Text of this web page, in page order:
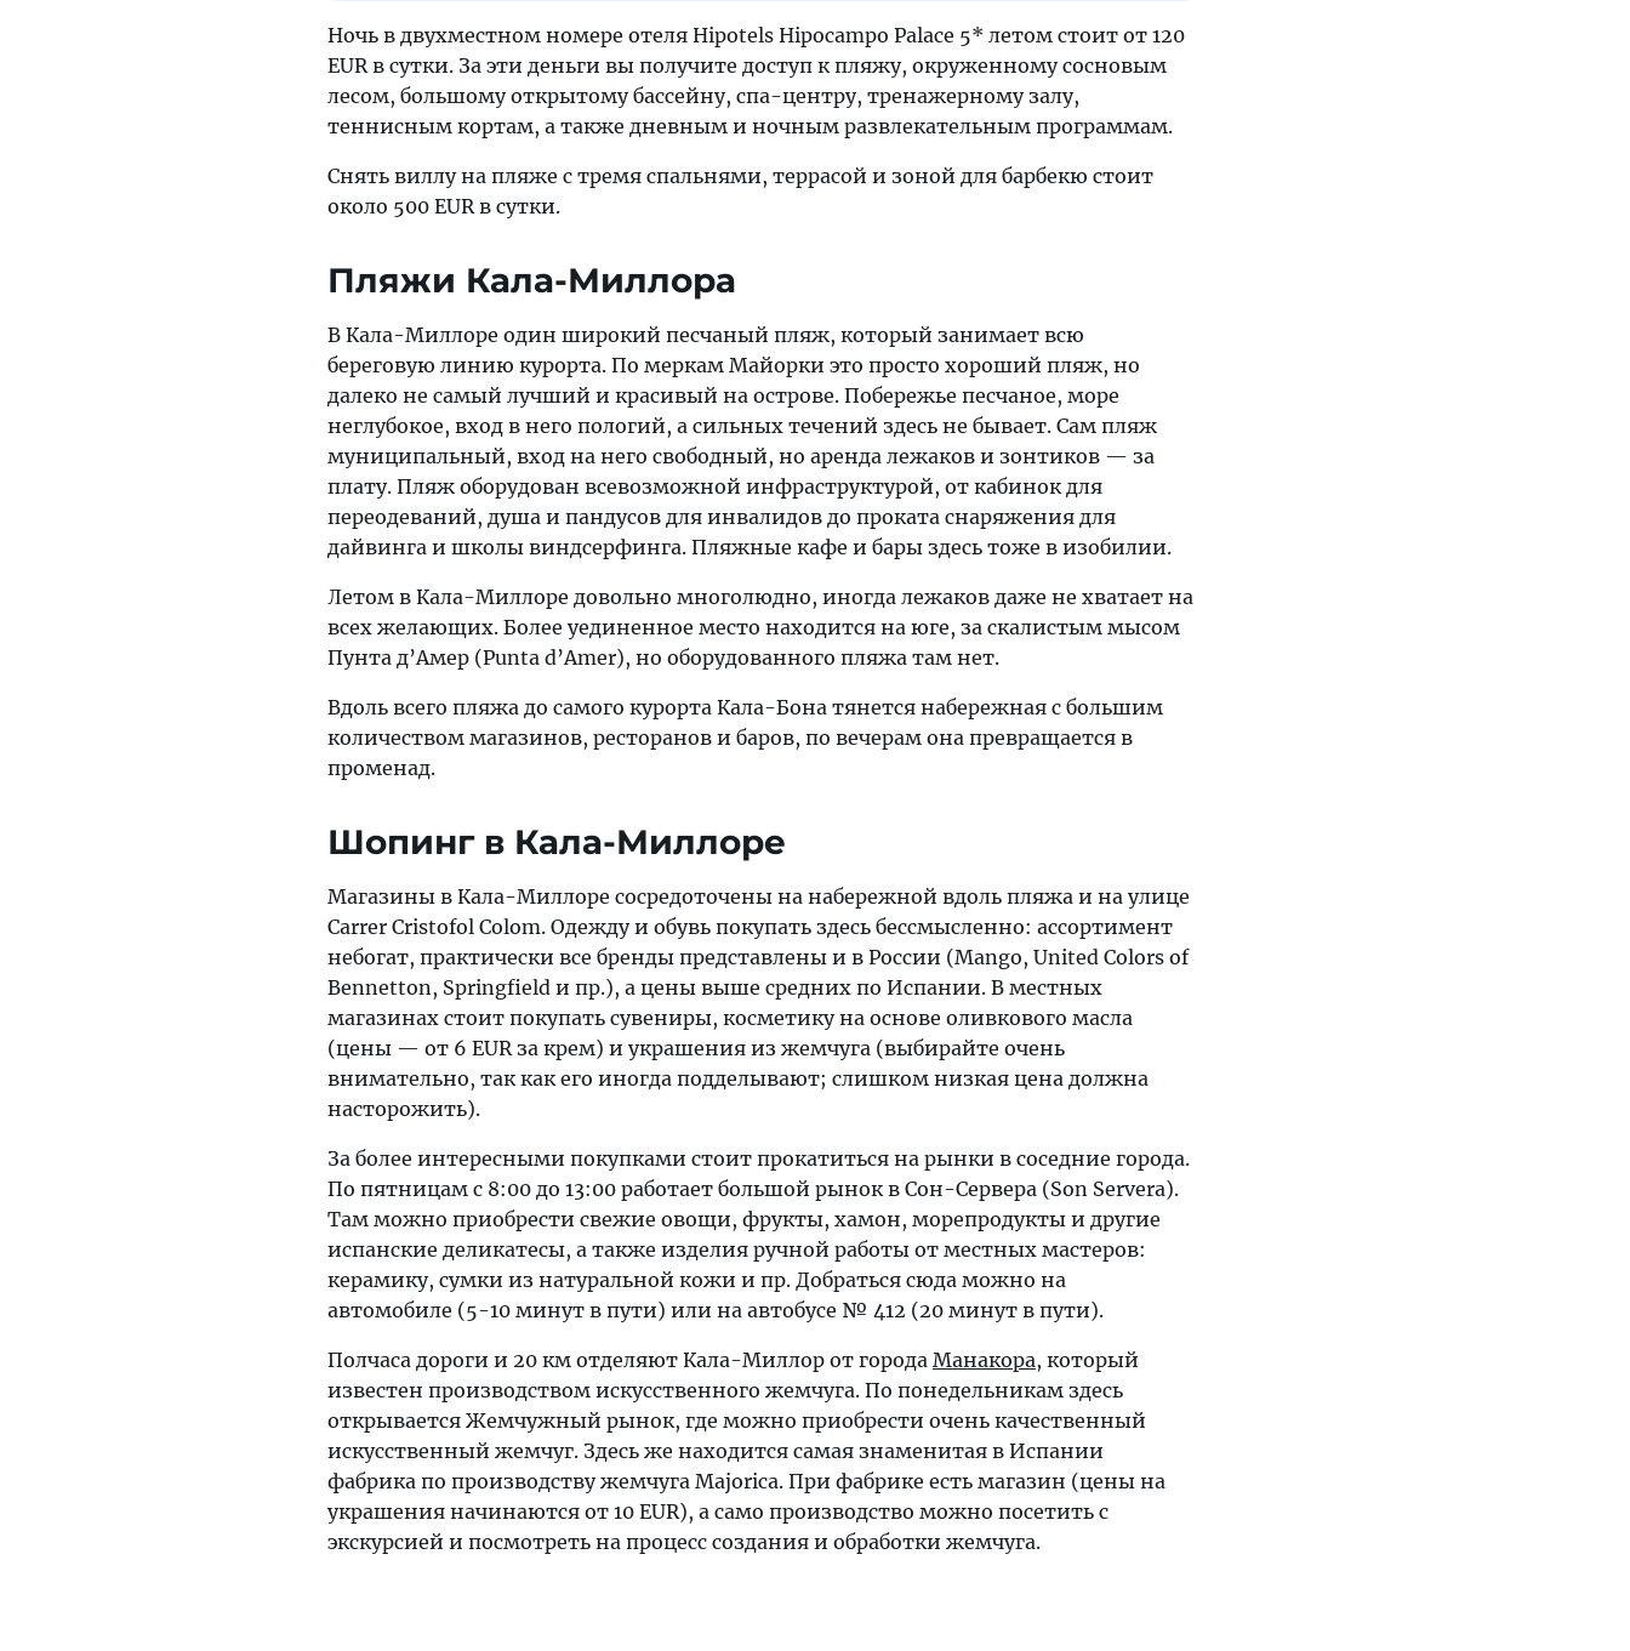
Ночь в двухместном номере отеля Hipotels Hipocampo Palace 5* летом стоит от 120
EUR в сутки. За эти деньги вы получите доступ к пляжу, окруженному сосновым
лесом, большому открытому бассейну, спа-центру, тренажерному залу,
теннисным кортам, а также дневным и ночным развлекательным программам.
Снять виллу на пляже с тремя спальнями, террасой и зоной для барбекю стоит
около 500 EUR в сутки.
Пляжи Кала-Миллора
В Кала-Миллоре один широкий песчаный пляж, который занимает всю
береговую линию курорта. По меркам Майорки это просто хороший пляж, но
далеко не самый лучший и красивый на острове. Побережье песчаное, море
неглубокое, вход в него пологий, а сильных течений здесь не бывает. Сам пляж
муниципальный, вход на него свободный, но аренда лежаков и зонтиков — за
плату. Пляж оборудован всевозможной инфраструктурой, от кабинок для
переодеваний, душа и пандусов для инвалидов до проката снаряжения для
дайвинга и школы виндсерфинга. Пляжные кафе и бары здесь тоже в изобилии.
Летом в Кала-Миллоре довольно многолюдно, иногда лежаков даже не хватает на
всех желающих. Более уединенное место находится на юге, за скалистым мысом
Пунта д’Амер (Punta d’Amer), но оборудованного пляжа там нет.
Вдоль всего пляжа до самого курорта Кала-Бона тянется набережная с большим
количеством магазинов, ресторанов и баров, по вечерам она превращается в
променад.
Шопинг в Кала-Миллоре
Магазины в Кала-Миллоре сосредоточены на набережной вдоль пляжа и на улице
Carrer Cristofol Colom. Одежду и обувь покупать здесь бессмысленно: ассортимент
небогат, практически все бренды представлены и в России (Mango, United Colors of
Bennetton, Springfield и пр.), а цены выше средних по Испании. В местных
магазинах стоит покупать сувениры, косметику на основе оливкового масла
(цены — от 6 EUR за крем) и украшения из жемчуга (выбирайте очень
внимательно, так как его иногда подделывают; слишком низкая цена должна
насторожить).
За более интересными покупками стоит прокатиться на рынки в соседние города.
По пятницам с 8:00 до 13:00 работает большой рынок в Сон-Сервера (Son Servera).
Там можно приобрести свежие овощи, фрукты, хамон, морепродукты и другие
испанские деликатесы, а также изделия ручной работы от местных мастеров:
керамику, сумки из натуральной кожи и пр. Добраться сюда можно на
автомобиле (5-10 минут в пути) или на автобусе № 412 (20 минут в пути).
Полчаса дороги и 20 км отделяют Кала-Миллор от города Манакора, который
известен производством искусственного жемчуга. По понедельникам здесь
открывается Жемчужный рынок, где можно приобрести очень качественный
искусственный жемчуг. Здесь же находится самая знаменитая в Испании
фабрика по производству жемчуга Majorica. При фабрике есть магазин (цены на
украшения начинаются от 10 EUR), а само производство можно посетить с
экскурсией и посмотреть на процесс создания и обработки жемчуга.